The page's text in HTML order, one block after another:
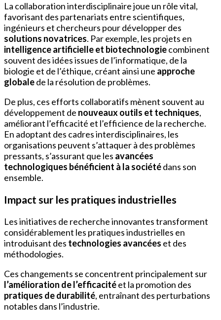
La collaboration interdisciplinaire joue un rôle vital,
favorisant des partenariats entre scientifiques,
ingénieurs et chercheurs pour développer des
solutions novatrices. Par exemple, les projets en
intelligence artificielle et biotechnologiecombinent
souvent des idées issues de l’informatique, de la
biologie et de l’éthique, créant ainsi une approche
globalede la résolution de problèmes.
De plus, ces efforts collaboratifs mènent souvent au
développement de nouveaux outils et techniques,
améliorant l’efficacité et l’efficience de la recherche.
En adoptant des cadres interdisciplinaires, les
organisations peuvent s’attaquer à des problèmes
pressants, s’assurant que les avancées
technologiques bénéficient à la sociétédans son
ensemble.
Impact sur les pratiques industrielles
Les initiatives de recherche innovantes transforment
considérablement les pratiques industrielles en
introduisant des technologies avancées et des
méthodologies.
Ces changements se concentrent principalement sur
l’amélioration de l’efficacitéet la promotion des
pratiques de durabilité, entraînant des perturbations
notables dans l’industrie.